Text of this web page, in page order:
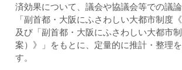
済効果について、議会や協議会等での議論
「副首都・大阪にふさわしい大都市制度
及び「副首都・大阪にふさわしい大都市
案）》」をもとに、定量的に推計・整理
す。